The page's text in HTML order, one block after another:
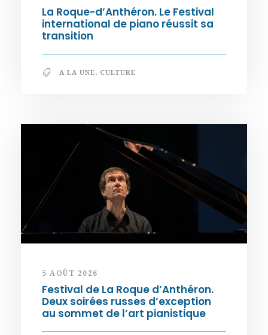
La Roque-d’Anthéron. Le Festival
international de piano réussit sa
transition
A LA UNE, CULTURE
5 AOÛT 2026
Festival de La Roque d’Anthéron.
Deux soirées russes d’exception
au sommet de l’art pianistique